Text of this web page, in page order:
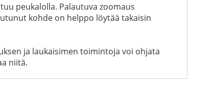
peukalolla. Palautuva zoomaus
kohde on helppo löytää takaisin
ja laukaisimen toimintoja voi ohjata
niitä.